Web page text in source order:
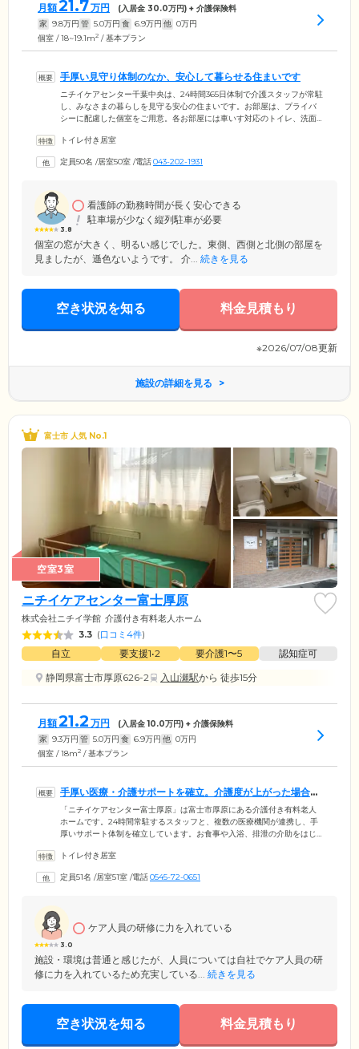
月額21.7万円 (入居金 30.0万円) + 介護保険料
家 9.8万円 管 5.0万円 食 6.9万円 他 0万円
個室 / 18~19.1m2 / 基本プラン
手厚い見守り体制のなか、安心して暮らせる住まいです
ニチイケアセンター千葉中央は、24時間365日体制で介護スタッフが常駐
し、みなさまの暮らしを見守る安心の住まいです。お部屋は、プライバ
シーに配慮した個室をご用意。各お部屋には車いす対応のトイレ、洗面
す。お食事は栄養バランスに配慮したメニューを、1日3食ご提供。みな
入浴は個浴のほか、おひとりでの入浴が難しい方のための特殊浴槽もご
トイレ付き居室
定員50名 /居室50室 /電話043-202-1931
3.8
看護師の勤務時間が長く安心できる
駐車場が少なく縦列駐車が必要
個室の窓が大きく、明るい感じでした。東側、西側と北側の部屋を
見ましたが、遜色ないようです。 介... 続きを見る
空き状況を知る 料金見積もり
※2026/07/08更新
施設の詳細を見る
富士市 人気 No.1
空室3室
ニチイケアセンター富士厚原
株式会社ニチイ学館 介護付き有料老人ホーム
3.3 (口コミ4件)
自立 要支援1•2 要介護1〜5
認知症可
静岡県富士市厚原626-2
入山瀬駅から 徒歩15分
月額21.2 万円 (入居金10.0万円) + 介護保険料
家 9.3万円 管 5.0万円 食 6.9万円 他 0万円
個室 / 18m2 / 基本プラン
手厚い医療・介護サポートを確立。介護度が上がった場合も
ご安心ください
「ニチイケアセンター富士厚原」は富士市厚原にある介護付き有料老人
ホームです。24時間常駐するスタッフと、複数の医療機関が連携し、手
厚いサポート体制を確立しています。お食事や入浴、排泄の介助をはじ
ションなど、多角的なサービスをご提供。介護度が上がった場合も安心
介護の認定を受けた方まで幅広い身体状況の方々にご入居いただいてお
トイレ付き居室
定員51名 /居室51室 /電話0545-72-0651
3.0
ケア人員の研修に力を入れている
施設・環境は普通と感じたが、人員については自社でケア人員の研
修に力を入れているため充実している... 続きを見る
空き状況を知る 料金見積もり